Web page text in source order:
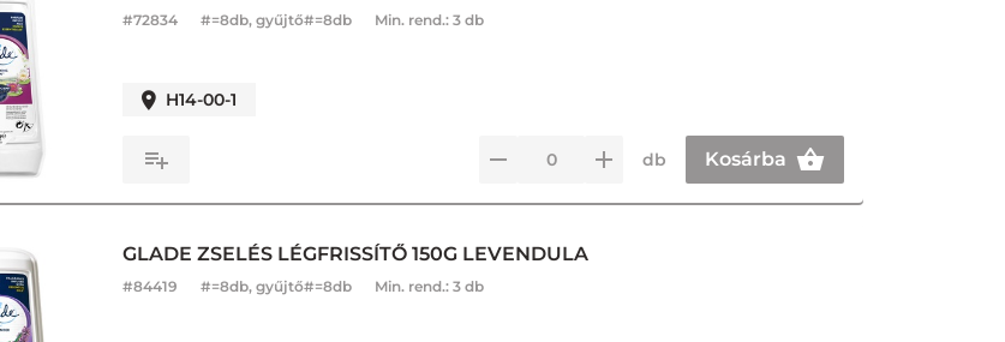
#72834 #=8db, gyűjtő#=8db Min. rend.: 3 db
H14-00-1
db Kosárba
GLADE ZSELÉS LÉGFRISSÍTŐ 150G LEVENDULA
#84419 #=8db, gyűjtő#=8db Min. rend.: 3 db